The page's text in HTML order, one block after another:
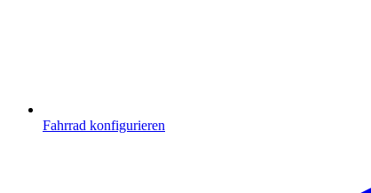
Fahrrad konfigurieren